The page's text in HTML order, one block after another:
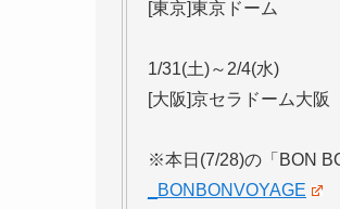
[東京]東京ドーム
1/31(土)～2/4(水)
[大阪]京セラドーム大阪
※本日(7/28)の「BON
_BONBONVOYAGE